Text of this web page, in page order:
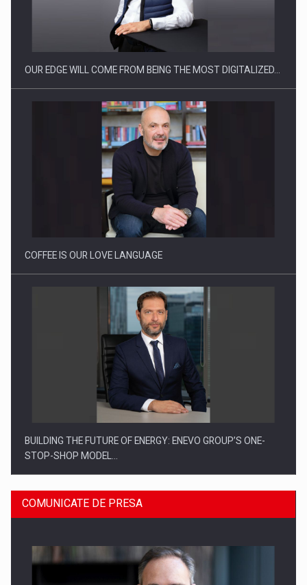
Ce nu stiu Directorii de HR despre performanta echipelor…
Cum invatam sa spunem nu intr-o cultura care pedepseste…
OUR EDGE WILL COME FROM BEING THE MOST DIGITALIZED…
COFFEE IS OUR LOVE LANGUAGE
BUILDING THE FUTURE OF ENERGY: ENEVO GROUP’S ONE-
STOP-SHOP MODEL…
COMUNICATE DE PRESA